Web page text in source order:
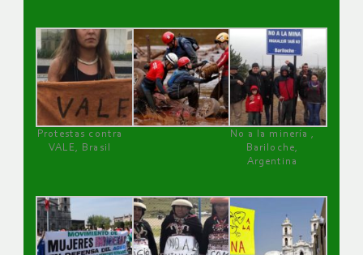
Protestas contra
VALE, Brasil
No a la minería ,
Bariloche,
Argentina